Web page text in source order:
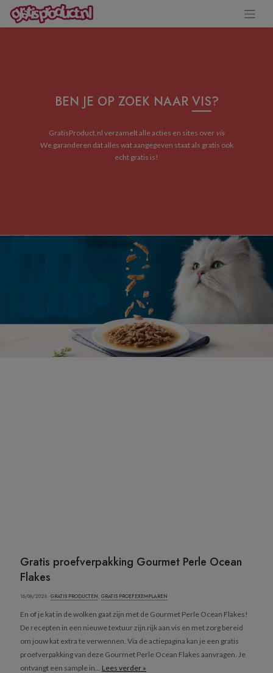
BEN JE OP ZOEK NAAR VIS?
GratisProduct.nl verzamelt alle acties en sites over vis
We garanderen dat alles wat aangegeven staat als gratis ook
echt gratis is!
Gratis proefverpakking Gourmet Perle Ocean
Flakes
16/06/2026 ·GRATIS PRODUCTEN, GRATIS PROEFEXEMPLAREN
En of je kat in de wolken gaat zijn met de Gourmet Perle Ocean Flakes!
De recepten in een nieuwe textuur zijn rijk aan vis en met zorg bereid
om jouw kat extra te verwennen. Via de actiepagina kan je een gratis
proefverpakking van deze Gourmet Perle Ocean Flakes aanvragen. Je
ontvangt een sample in... Lees verder »